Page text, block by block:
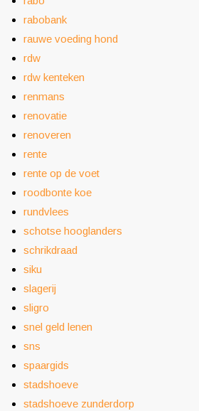
rabobank
rauwe voeding hond
rdw
rdw kenteken
renmans
renovatie
renoveren
rente
rente op de voet
roodbonte koe
rundvlees
schotse hooglanders
schrikdraad
siku
slagerij
sligro
snel geld lenen
sns
spaargids
stadshoeve
stadshoeve zunderdorp